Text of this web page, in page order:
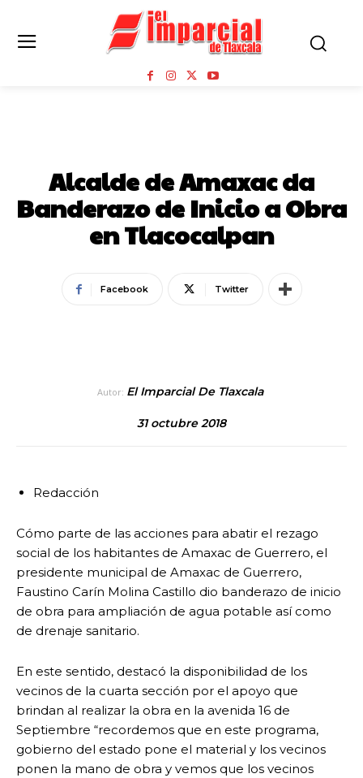
Alcalde de Amaxac da
Banderazo de Inicio a Obra
en Tlacocalpan
Facebook Twitter
Autor: El Imparcial De Tlaxcala
31 octubre 2018
Redacción
Cómo parte de las acciones para abatir el rezago
social de los habitantes de Amaxac de Guerrero, el
presidente municipal de Amaxac de Guerrero,
Faustino Carín Molina Castillo dio banderazo de inicio
de obra para ampliación de agua potable así como
de drenaje sanitario.
En este sentido, destacó la disponibilidad de los
vecinos de la cuarta sección por el apoyo que
brindan al realizar la obra en la avenida 16 de
Septiembre “recordemos que en este programa,
gobierno del estado pone el material y los vecinos
ponen la mano de obra y vemos que los vecinos